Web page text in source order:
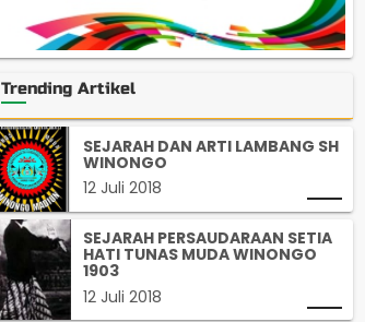
Trending Artikel
SEJARAH DAN ARTI LAMBANG SH
WINONGO
12 Juli 2018
SEJARAH PERSAUDARAAN SETIA
HATI TUNAS MUDA WINONGO
1903
12 Juli 2018